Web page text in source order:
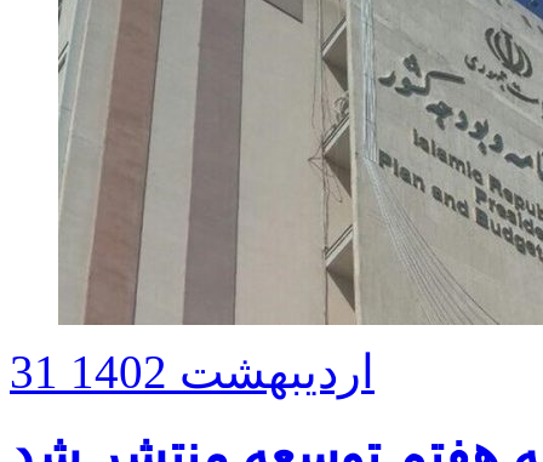
31 اردیبهشت 1402